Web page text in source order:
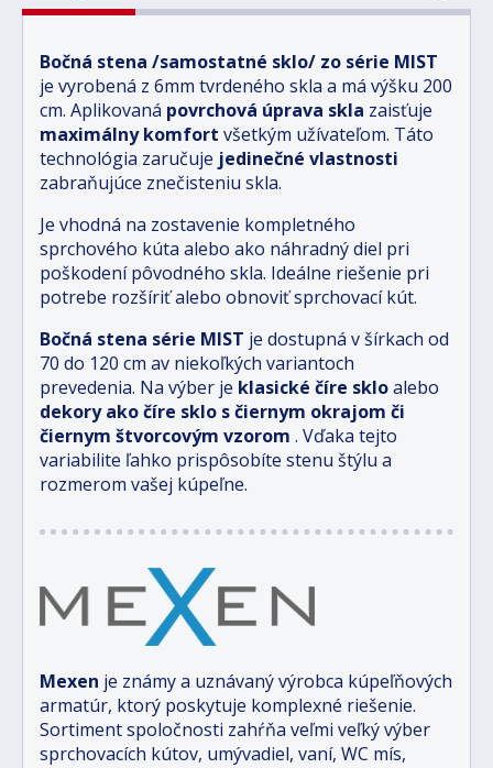
Bočná stena /samostatné sklo/ zo série MIST
je vyrobená z 6mm tvrdeného skla a má výšku 200
cm. Aplikovaná povrchová úprava skla zaisťuje
maximálny komfort všetkým užívateľom. Táto
technológia zaručuje jedinečné vlastnosti
zabraňujúce znečisteniu skla.
Je vhodná na zostavenie kompletného
sprchového kúta alebo ako náhradný diel pri
poškodení pôvodného skla. Ideálne riešenie pri
potrebe rozšíriť alebo obnoviť sprchovací kút.
Bočná stena série MIST je dostupná v šírkach od
70 do 120 cm av niekoľkých variantoch
prevedenia. Na výber je klasické číre skloalebo
dekory ako číre sklo s čiernym okrajom či
čiernym štvorcovým vzorom . Vďaka tejto
variabilite ľahko prispôsobíte stenu štýlu a
rozmerom vašej kúpeľne.
Mexen je známy a uznávaný výrobca kúpeľňových
armatúr, ktorý poskytuje komplexné riešenie.
Sortiment spoločnosti zahŕňa veľmi veľký výber
sprchovacích kútov, umývadiel, vaní, WC mís,